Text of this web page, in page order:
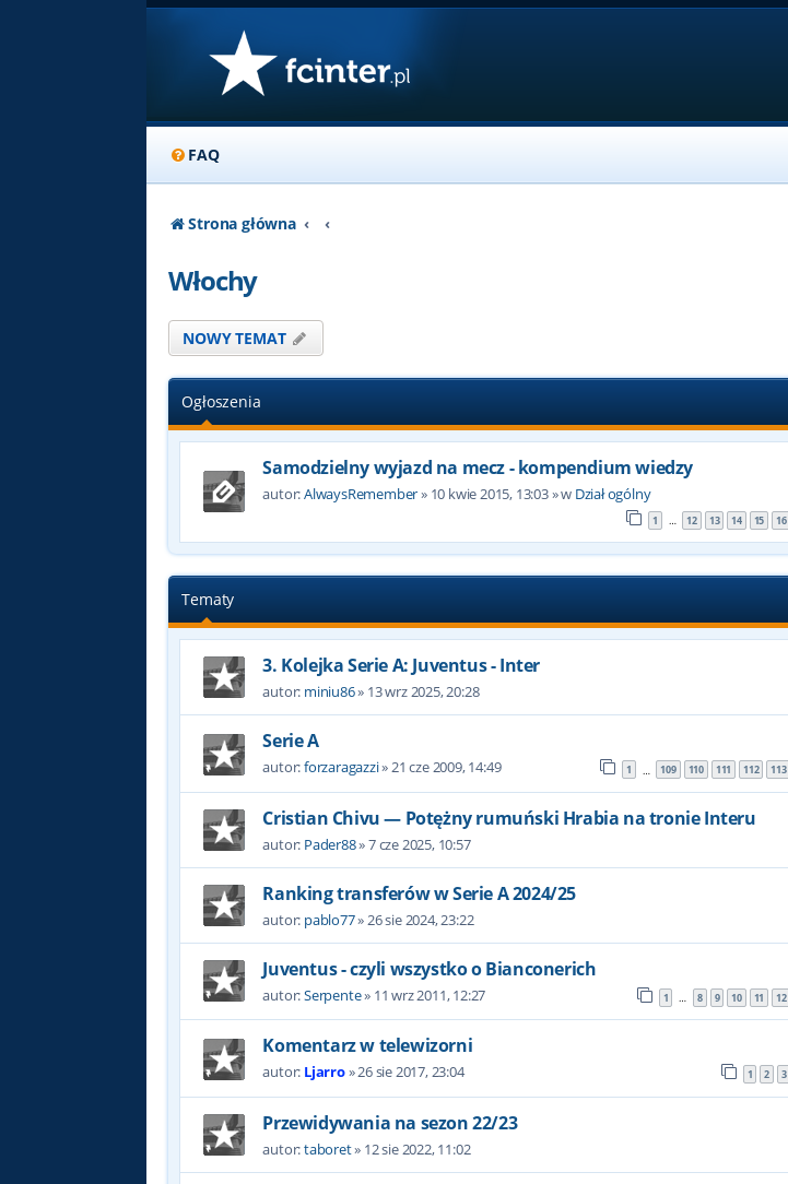
FAQ
Strona główna
Włochy
NOWY TEMAT
Ogłoszenia
Samodzielny wyjazd na mecz - kompendium wiedzy
autor:AlwaysRemember» 10 kwie 2015, 13:03» w Dział ogólny
1 … 12 13 14 15 16
Tematy
3. Kolejka Serie A: Juventus - Inter
autor: miniu86» 13 wrz 2025, 20:28
Serie A
autor:forzaragazzi»21 cze 2009, 14:49 1 … 109 110 111 112 113
Cristian Chivu — Potężny rumuński Hrabia na tronie Interu
autor: Pader88»7 cze 2025, 10:57
Ranking transferów w Serie A 2024/25
autor: pablo77»26 sie 2024, 23:22
Juventus - czyli wszystko o Bianconerich
autor:Serpente» 11 wrz 2011, 12:27 1 … 8 9 10 11 12
Komentarz w telewizorni
autor: Ljarro»26 sie 2017, 23:04 1 2 3
Przewidywania na sezon 22/23
autor:taboret» 12 sie 2022, 11:02